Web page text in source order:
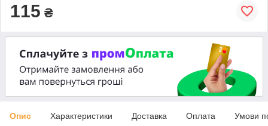
115 ₴
Опис Характеристики Доставка Оплата Умови